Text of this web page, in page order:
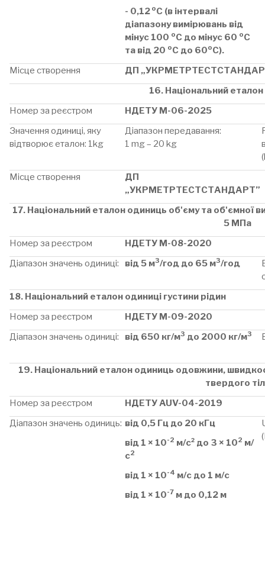
- 0,12 оС (в інтервалі
діапазону вимірювань від
мінус 100 оС до мінус 60 оС
та від 20 оС до 60оС).
Місце створення
ДП
16. Національний
Номер за реєстром
НДЕТУ М-06-2025
Значення одиниці, яку
відтворює еталон: 1kg
Діапазон передавання:
1 mg – 20 kg
Місце створення
ДП
„УКРМЕТРТЕСТСТАНДАРТ”
17. Національний еталон одиниць об'єму та об'ємної
5 МПа
Номер за реєстром
НДЕТУ М-08-2020
Діапазон значень одиниці:
від 5 м3/год до 65 м3/год
18. Національний еталон одиниці густини рідин
Номер за реєстром
НДЕТУ М-09-2020
Діапазон значень одиниці:
від 650 кг/м3 до 2000 кг/м3
19. Національний еталон одиниць одовжини,
твердого
Номер за реєстром
НДЕТУ AUV-04-2019
Діапазон значень одиниць: від 0,5 Гц до 20 кГц
від 1 × 10-2 м/с² до 3 × 102 м/
с2
від 1 × 10-4 м/с до 1 м/с
від 1 × 10-7 м до 0,12 м